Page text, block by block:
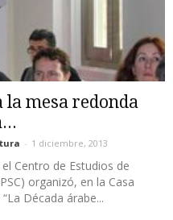
la mesa redonda
- 1 diciembre, 2013
Centro de Estudios de
organizó, en la Casa
Década árabe...